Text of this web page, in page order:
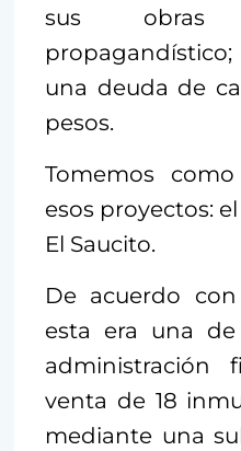
sus obras
una deuda de
pesos.
Tomemos
esos proyectos:
El Saucito.
De acuerdo con
esta era una
administración
venta de 18
mediante una